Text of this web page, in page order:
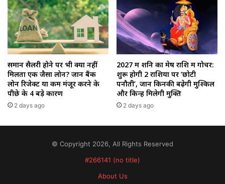
समान सैलरी होने पर भी क्यों नहीं
मिलता एक जैसा लोन? जानें बैंक
लोन रिजेक्ट या कम मंजूर करने के
पीछे के 4 बड़े कारण
2 days ago
2027 में शनि का मेष राशि में गोचर:
शुरू होगी 2 राशियों पर ‘छोटी
पनौती’, जानें किनकी बढ़ेगी मुश्किलें
और किन्हें मिलेगी मुक्ति
2 days ago
© Copyright 2026, All Rights Reserved
#266141 (no title)
About Us